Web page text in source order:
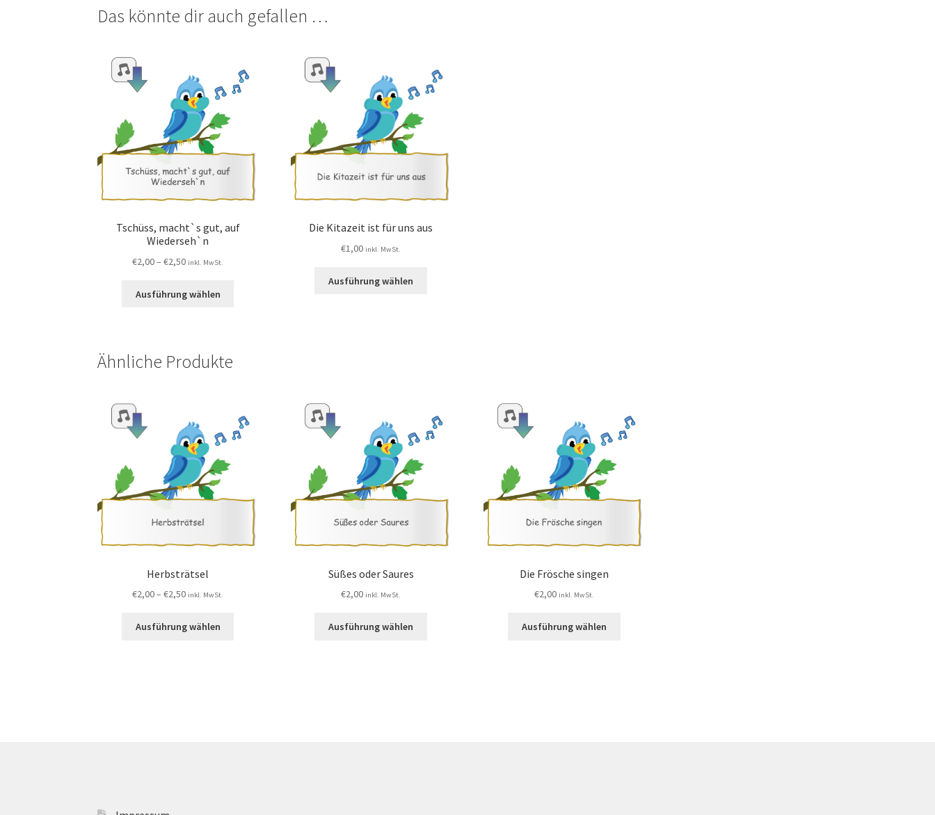
Das könnte dir auch gefallen …
Tschüss, macht`s gut, auf
Wiederseh`n
€2,00–€2,50 inkl. MwSt.
Ausführung wählen
Die Kitazeit ist für uns aus
€1,00 inkl. MwSt.
Ausführung wählen
Ähnliche Produkte
Herbsträtsel
€2,00–€2,50 inkl. MwSt.
Ausführung wählen
Süßes oder Saures
€2,00 inkl. MwSt.
Ausführung wählen
Die Frösche singen
€2,00 inkl. MwSt.
Ausführung wählen